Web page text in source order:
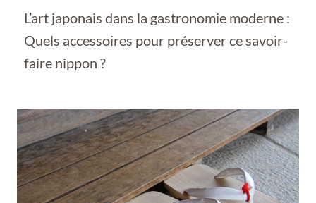
L’art japonais dans la gastronomie moderne :
Quels accessoires pour préserver ce savoir-
faire nippon ?